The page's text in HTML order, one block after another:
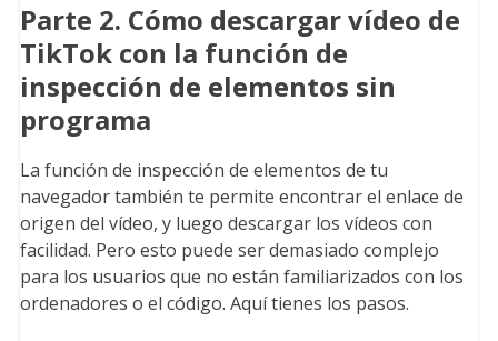
Parte 2. Cómo descargar vídeo de
TikTok con la función de
inspección de elementos sin
programa
La función de inspección de elementos de tu
navegador también te permite encontrar el enlace de
origen del vídeo, y luego descargar los vídeos con
facilidad. Pero esto puede ser demasiado complejo
para los usuarios que no están familiarizados con los
ordenadores o el código. Aquí tienes los pasos.